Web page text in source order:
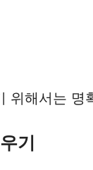
위해서는
기